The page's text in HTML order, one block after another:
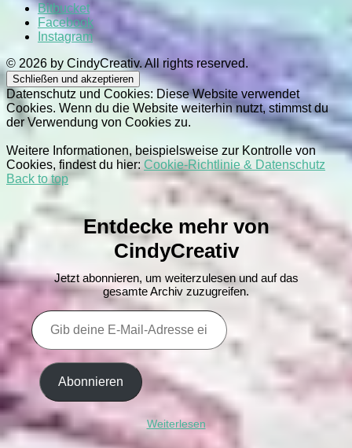
Bitbucket
Facebook
Instagram
© 2026 by CindyCreativ. All rights reserved.
Datenschutz und Cookies: Diese Website verwendet
Cookies. Wenn du die Website weiterhin nutzt, stimmst du
der Verwendung von Cookies zu.
Weitere Informationen, beispielsweise zur Kontrolle von
Cookies, findest du hier: Cookie-Richtlinie & Datenschutz
Back to top
Entdecke mehr von
CindyCreativ
Jetzt abonnieren, um weiterzulesen und auf das
gesamte Archiv zuzugreifen.
Gib
deine
E-
Mail-
Adresse
ein ...Abonnieren
Weiterlesen